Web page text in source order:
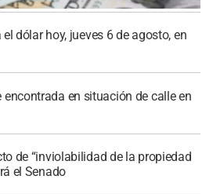
dólar hoy, jueves 6 de agosto, en
en situación de calle en
de “inviolabilidad de la propiedad
el Senado